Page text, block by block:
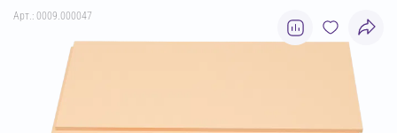
Арт.: 0009.000047